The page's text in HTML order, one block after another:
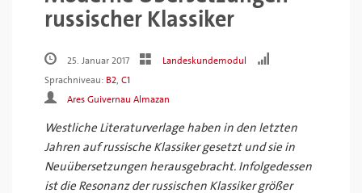
russischer Klassiker
25. Januar 2017
Landeskundemodul
Sprachniveau: B2, C1
Ares Guivernau Almazan
Westliche Literaturverlage haben in den letzten
Jahren auf russische Klassiker gesetzt und sie in
Neuübersetzungen herausgebracht. Infolgedessen
ist die Resonanz der russischen Klassiker größer